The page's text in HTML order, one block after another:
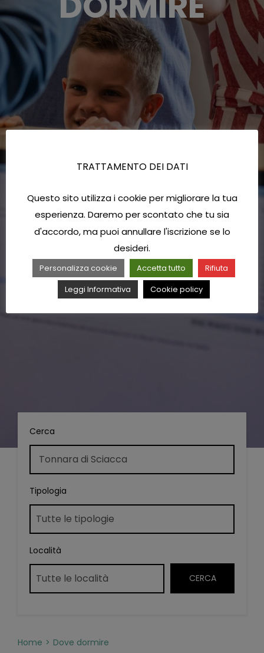
Cerca
Tipologia
Località
Home Dove dormire
TRATTAMENTO DEI DATI
Questo sito utilizza i cookie per migliorare la tua
esperienza. Daremo per scontato che tu sia
d'accordo, ma puoi annullare l'iscrizione se lo
desideri.
Personalizza cookie Accetta tutto
Rifiuta
Leggi Informativa
Cookie policy